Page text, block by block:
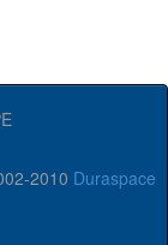
2010 Duraspace